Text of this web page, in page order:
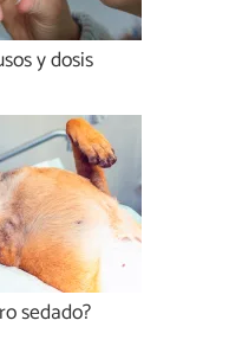
y dosis
sedado?